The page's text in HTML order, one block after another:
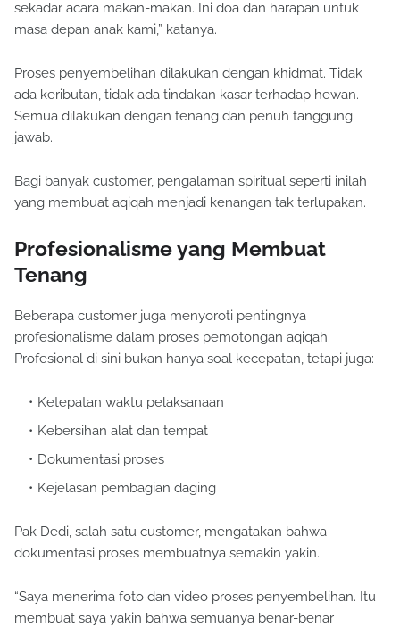
sekadar acara makan-makan. Ini doa dan harapan untuk
masa depan anak kami,” katanya.
Proses penyembelihan dilakukan dengan khidmat. Tidak
ada keributan, tidak ada tindakan kasar terhadap hewan.
Semua dilakukan dengan tenang dan penuh tanggung
jawab.
Bagi banyak customer, pengalaman spiritual seperti inilah
yang membuat aqiqah menjadi kenangan tak terlupakan.
Profesionalisme yang Membuat
Tenang
Beberapa customer juga menyoroti pentingnya
profesionalisme dalam proses pemotongan aqiqah.
Profesional di sini bukan hanya soal kecepatan, tetapi juga:
Ketepatan waktu pelaksanaan
Kebersihan alat dan tempat
Dokumentasi proses
Kejelasan pembagian daging
Pak Dedi, salah satu customer, mengatakan bahwa
dokumentasi proses membuatnya semakin yakin.
“Saya menerima foto dan video proses penyembelihan. Itu
membuat saya yakin bahwa semuanya benar-benar